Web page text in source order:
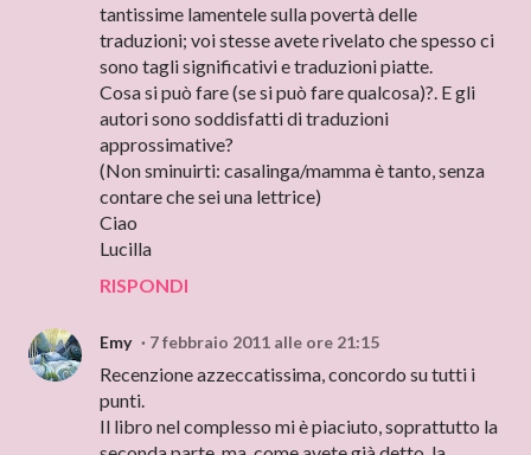
tantissime lamentele sulla povertà delle
traduzioni; voi stesse avete rivelato che spesso ci
sono tagli significativi e traduzioni piatte.
Cosa si può fare (se si può fare qualcosa)?. E gli
autori sono soddisfatti di traduzioni
approssimative?
(Non sminuirti: casalinga/mamma è tanto, senza
contare che sei una lettrice)
Ciao
Lucilla
RISPONDI
Emy 7 febbraio 2011 alle ore 21:15
Recenzione azzeccatissima, concordo su tutti i
punti.
Il libro nel complesso mi è piaciuto, soprattutto la